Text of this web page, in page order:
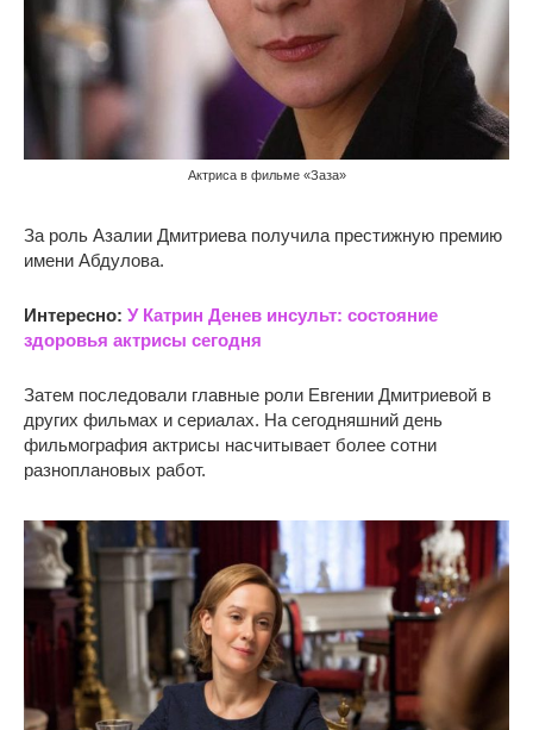
Актриса в фильме «Заза»
За роль Азалии Дмитриева получила престижную премию
имени Абдулова.
Интересно: У Катрин Денев инсульт: состояние
здоровья актрисы сегодня
Затем последовали главные роли Евгении Дмитриевой в
других фильмах и сериалах. На сегодняшний день
фильмография актрисы насчитывает более сотни
разноплановых работ.